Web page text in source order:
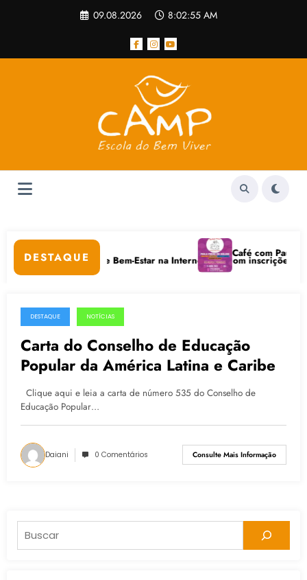
09.08.2026 8:02:55 AM
DESTAQUE
Digitais e Bem-Estar na Internet está com inscrições abertas
Café com Paulo
11.02.2015
DESTAQUE NOTÍCIAS
Carta do Conselho de Educação
Popular da América Latina e Caribe
Clique aqui e leia a carta de número 535 do Conselho de
Educação Popular…
Daiani 0 Comentários Consulte Mais Informação
Pesquisar